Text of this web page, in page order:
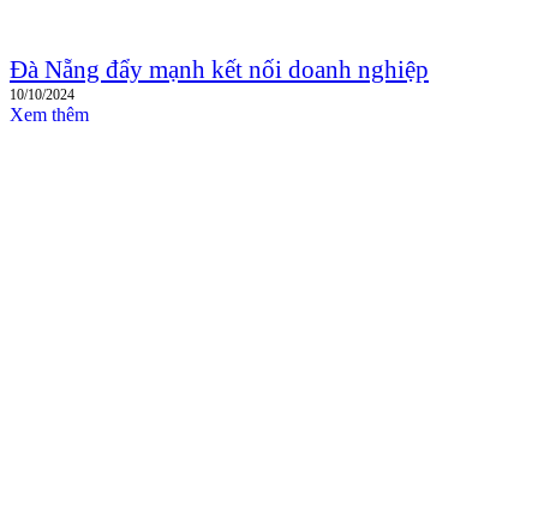
Đà Nẵng đẩy mạnh kết nối doanh nghiệp
10/10/2024
Xem thêm